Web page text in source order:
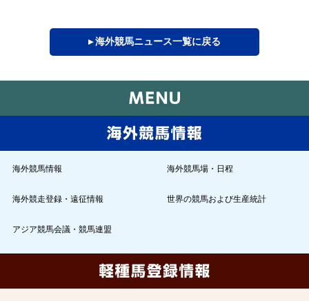
▸ 海外競馬ニュース一覧に戻る
海外競馬情報 海外競馬場・日程
海外競走登録・遠征情報 世界の競馬および生産統計
アジア競馬会議・競馬連盟